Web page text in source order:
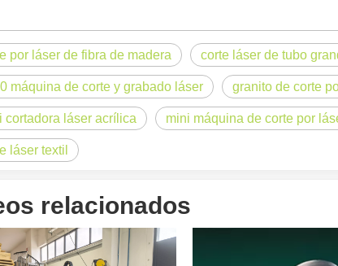
de fibra están revolucionando la fabricación de tuberías
por láser de fibra de madera corte láser de tubo
máquina de corte y grabado láser granito de corte
cortadora láser acrílica mini máquina de corte por
láser textil
relacionados